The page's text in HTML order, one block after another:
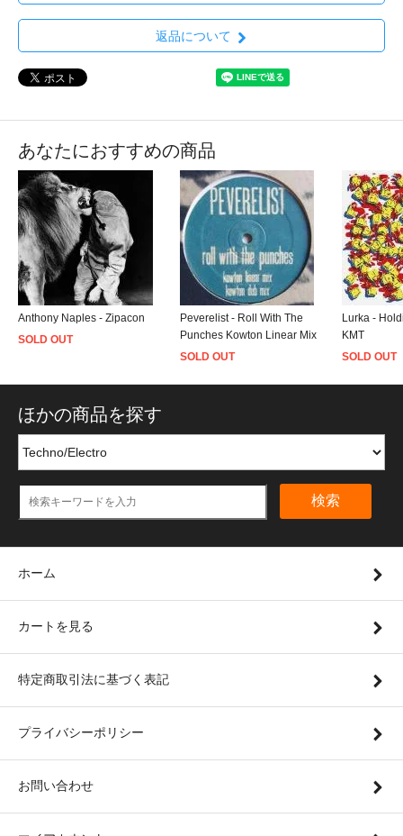
返品について
あなたにおすすめの商品
Anthony Naples - Zipacon
SOLD OUT
Peverelist - Roll With The
Punches Kowton Linear Mix
SOLD OUT
Lurka -
KMT
SOLD OUT
ほかの商品を探す
検索
ホーム
カートを見る
特定商取引法に基づく表記
プライバシーポリシー
お問い合わせ